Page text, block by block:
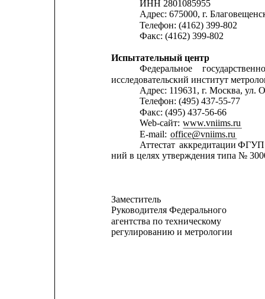
ИНН 2801085955
Адрес: 675000, г.
Телефон: (4162) 399-802
Факс: (4162) 399-802
Испытательный центр
Федеральное
исследовательский институт
Адрес: 119631, г. Москва, ул.
Телефон: (495) 437-55-77
Факс: (495) 437-56-66
Web-сайт: www.vniims.ru
E-mail: office@vniims.ru
Аттестат аккредитации ФГУП
ний в целях утверждения типа №
Заместитель
Руководителя Федерального
агентства по техническому
регулированию и метрологии